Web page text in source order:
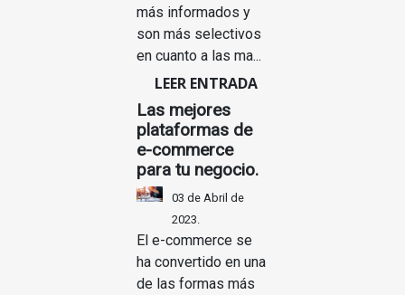
más informados y
son más selectivos
en cuanto a las ma...
LEER ENTRADA
Las mejores
plataformas de
e-commerce
para tu negocio.
03 de Abril de
2023.
El e-commerce se
ha convertido en una
de las formas más